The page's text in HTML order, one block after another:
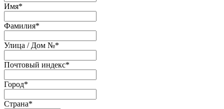
Имя*
Фамилия*
Улица / Дом №*
Почтовый индекс*
Город*
Страна*